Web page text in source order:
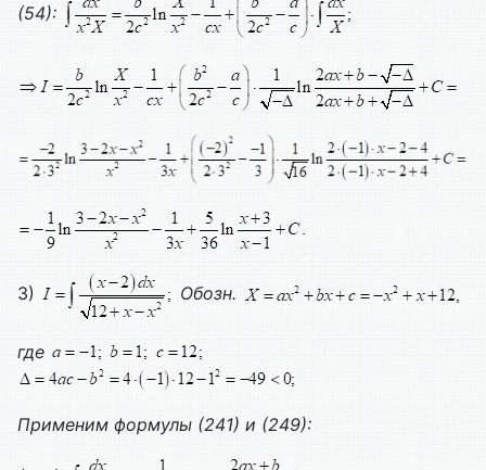
(54):
3) Обозн.
где
Применим формулы (241) и (249):